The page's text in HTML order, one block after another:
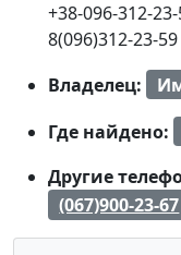
+38-096-312-
8(096)312-23-59
Владелец:
Где найдено:
Другие
(067)900-23-67